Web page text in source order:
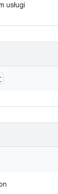
usługi